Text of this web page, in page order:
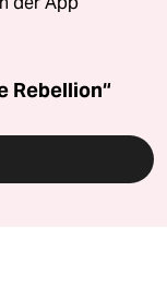
Rebellion“